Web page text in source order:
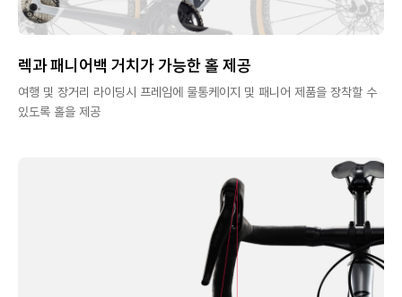
렉과 패니어백 거치가 가능한 홀 제공
여행 및 장거리 라이딩시 프레임에 물통케이지 및 패니어 제품을 장착할 수
있도록 홀을 제공